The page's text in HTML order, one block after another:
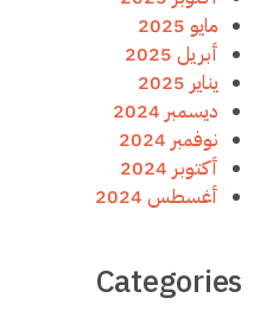
مايو 2025
أبريل 2025
يناير 2025
ديسمبر 2024
نوفمبر 2024
أكتوبر 2024
أغسطس 2024
Categories